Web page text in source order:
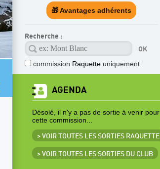
🎁 Avantages adhérents
Recherche :
commission Raquette uniquement
AGENDA
Désolé, il n'y a pas de sortie à venir pour
cette commission...
> VOIR TOUTES LES SORTIES RAQUETTE
> VOIR TOUTES LES SORTIES DU CLUB